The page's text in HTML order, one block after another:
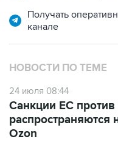
Получать
канале
НОВОСТИ ПО ТЕМЕ
24 июля 08:44
Санкции ЕС
распространяются
Ozon